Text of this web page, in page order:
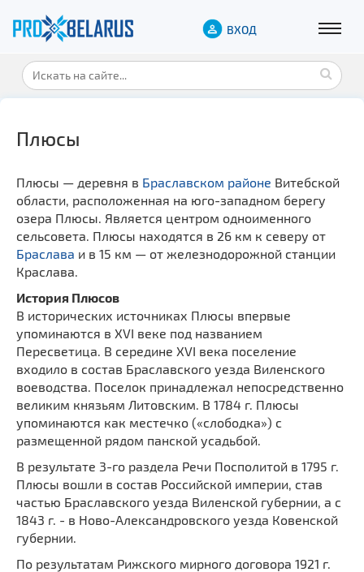
ВХОД
Плюсы
Плюсы — деревня в Браславском районе Витебской
области, расположенная на юго-западном берегу
озера Плюсы. Является центром одноименного
сельсовета. Плюсы находятся в 26 км к северу от
Браслава и в 15 км — от железнодорожной станции
Краслава.
История Плюсов
В исторических источниках Плюсы впервые
упоминаются в XVI веке под названием
Пересветица. В середине XVI века поселение
входило в состав Браславского уезда Виленского
воеводства. Поселок принадлежал непосредственно
великим князьям Литовским. В 1784 г. Плюсы
упоминаются как местечко («слободка») с
размещенной рядом панской усадьбой.
В результате 3-го раздела Речи Посполитой в 1795 г.
Плюсы вошли в состав Российской империи, став
частью Браславского уезда Виленской губернии, а с
1843 г. - в Ново-Александровского уезда Ковенской
губернии.
По результатам Рижского мирного договора 1921 г.